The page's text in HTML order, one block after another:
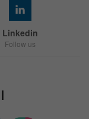
Linkedin
Follow us